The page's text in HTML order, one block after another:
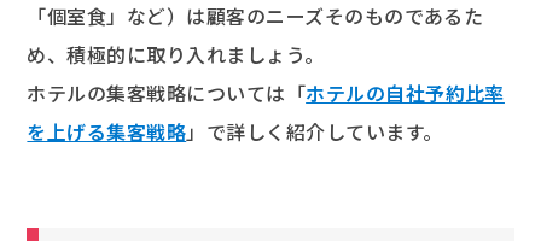
「個室食」など）は顧客のニーズそのものであるた
め、積極的に取り入れましょう。
ホテルの集客戦略については「ホテルの自社予約比率
を上げる集客戦略」で詳しく紹介しています。